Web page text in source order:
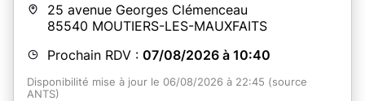
25 avenue Georges Clémenceau
85540 MOUTIERS-LES-MAUXFAITS
Prochain RDV : 07/08/2026 à 10:40
Disponibilité mise à jour le 06/08/2026 à 22:45 (source
ANTS)